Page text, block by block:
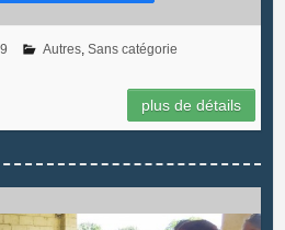
Autres, Sans catégorie
plus de détails